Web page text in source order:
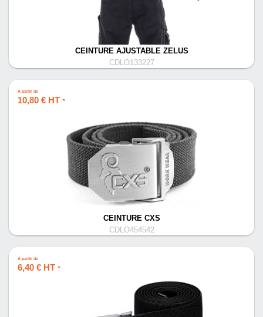
CEINTURE AJUSTABLE ZELUS
CDLO133227
À partir de
10,80 € HT *
CEINTURE CXS
CDLO454542
À partir de
6,40 € HT *